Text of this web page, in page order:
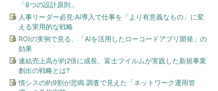
「8つの設計原則」
人事リーダー必見:AI導入で仕事を「より有意義なもの」に変
える実用的な戦略
ROIの実例で見る、「AIを活用したローコードアプリ開発」の
効果
連結売上高が約2倍に成長、富士フイルムが実践した新規事業
創出の戦略とは?
情シスの約9割が悲鳴 調査で見えた「ネットワーク運用管